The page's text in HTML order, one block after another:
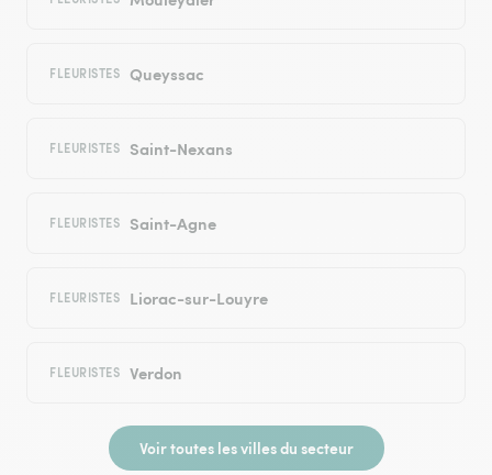
FLEURISTES Queyssac
FLEURISTES Saint-Nexans
FLEURISTES Saint-Agne
FLEURISTES Liorac-sur-Louyre
FLEURISTES Verdon
Voir toutes les villes du secteur